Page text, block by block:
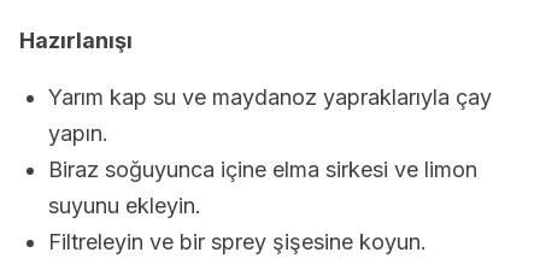
Hazırlanışı
Yarım kap su ve maydanoz yapraklarıyla çay
yapın.
Biraz soğuyunca içine elma sirkesi ve limon
suyunu ekleyin.
Filtreleyin ve bir sprey şişesine koyun.